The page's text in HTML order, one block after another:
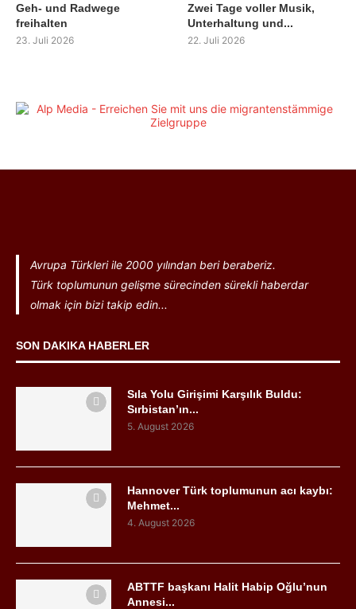
Geh- und Radwege
freihalten
23. Juli 2026
Zwei Tage voller Musik,
Unterhaltung und...
22. Juli 2026
Avrupa Türkleri ile 2000 yılından beri beraberiz.
Türk toplumunun gelişme sürecinden sürekli haberdar
olmak için bizi takip edin...
SON DAKIKA HABERLER
Sıla Yolu Girişimi Karşılık Buldu:
Sırbistan’ın...
5. August 2026
Hannover Türk toplumunun acı kaybı:
Mehmet...
4. August 2026
ABTTF başkanı Halit Habip Oğlu’nun
Annesi...